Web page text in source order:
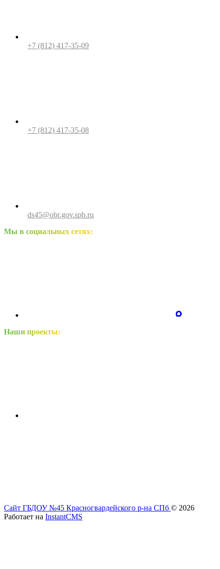
+7 (812) 417-35-09
+7 (812) 417-35-08
ds45@obr.gov.spb.ru
Мы в социальных сетях:
Наши проекты:
Сайт ГБДОУ №45 Красногвардейского р-на СПб © 2026
Работает на InstantCMS